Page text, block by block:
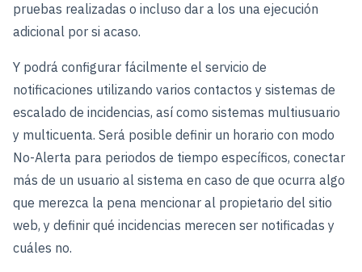
pruebas realizadas o incluso dar a los una ejecución
adicional por si acaso.
Y podrá configurar fácilmente el servicio de
notificaciones utilizando varios contactos y sistemas de
escalado de incidencias, así como sistemas multiusuario
y multicuenta. Será posible definir un horario con modo
No-Alerta para periodos de tiempo específicos, conectar
más de un usuario al sistema en caso de que ocurra algo
que merezca la pena mencionar al propietario del sitio
web, y definir qué incidencias merecen ser notificadas y
cuáles no.